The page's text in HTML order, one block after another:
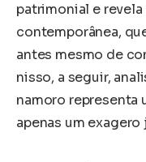
patrimonial e
contemporânea,
antes mesmo de
nisso, a seguir,
namoro representa
apenas um